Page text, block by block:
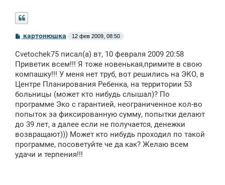
С
б
щ
е
н
и
картонюшка 12 фев 2009, 08:50
Cvetochek75 писал(а) вт, 10 февраля 2009 20:58
Приветик всем!!! Я тоже новенькая,примите в свою
компашку!!! У меня нет труб, вот решились на ЭКО, в
Центре Планирования Ребенка, на территории 53
больницы (может кто нибудь слышал)? По
программе Эко с гарантией, неограниченное кол-во
попыток за фиксированную сумму, попытки делают
до 39 лет, а далее если не получается, денежки
возвращают))) Может кто нибудь проходил по такой
программе, посоветуйте че да как? Желаю всем
удачи и терпения!!!